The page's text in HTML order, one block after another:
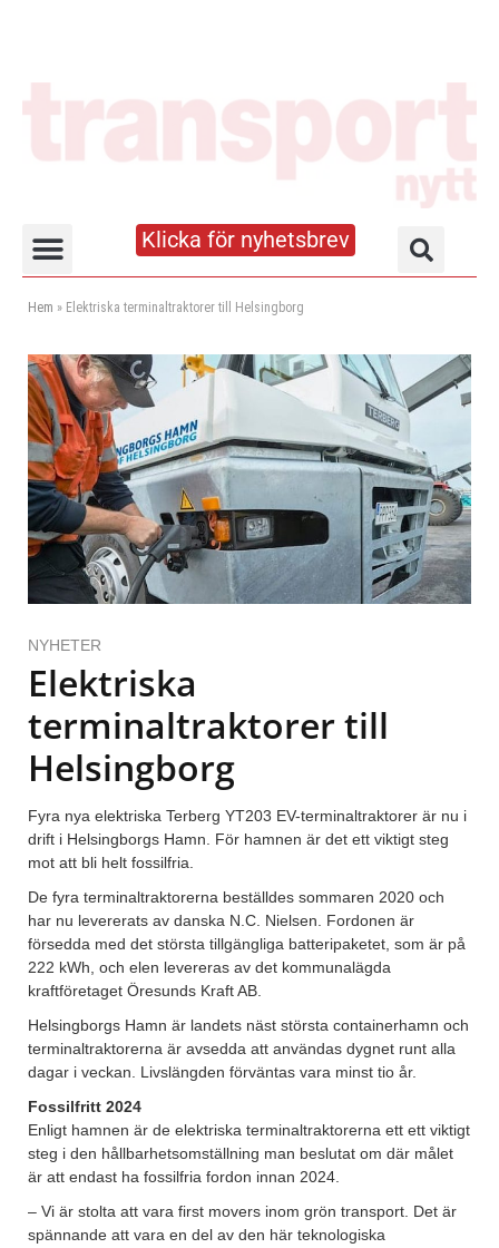
Klicka för nyhetsbrev
Hem » Elektriska terminaltraktorer till Helsingborg
NYHETER
Elektriska
terminaltraktorer till
Helsingborg
Fyra nya elektriska Terberg YT203 EV-terminaltraktorer är nu i
drift i Helsingborgs Hamn. För hamnen är det ett viktigt steg
mot att bli helt fossilfria.
De fyra terminaltraktorerna beställdes sommaren 2020 och
har nu levererats av danska N.C. Nielsen. Fordonen är
försedda med det största tillgängliga batteripaketet, som är på
222 kWh, och elen levereras av det kommunalägda
kraftföretaget Öresunds Kraft AB.
Helsingborgs Hamn är landets näst största containerhamn och
terminaltraktorerna är avsedda att användas dygnet runt alla
dagar i veckan. Livslängden förväntas vara minst tio år.
Fossilfritt 2024
Enligt hamnen är de elektriska terminaltraktorerna ett ett viktigt
steg i den hållbarhetsomställning man beslutat om där målet
är att endast ha fossilfria fordon innan 2024.
– Vi är stolta att vara first movers inom grön transport. Det är
spännande att vara en del av den här teknologiska